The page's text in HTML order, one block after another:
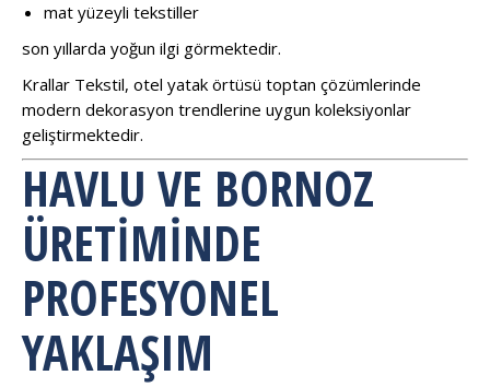
mat yüzeyli tekstiller
son yıllarda yoğun ilgi görmektedir.
Krallar Tekstil, otel yatak örtüsü toptan çözümlerinde
modern dekorasyon trendlerine uygun koleksiyonlar
geliştirmektedir.
HAVLU VE BORNOZ
ÜRETIMINDE
PROFESYONEL
YAKLAŞIM